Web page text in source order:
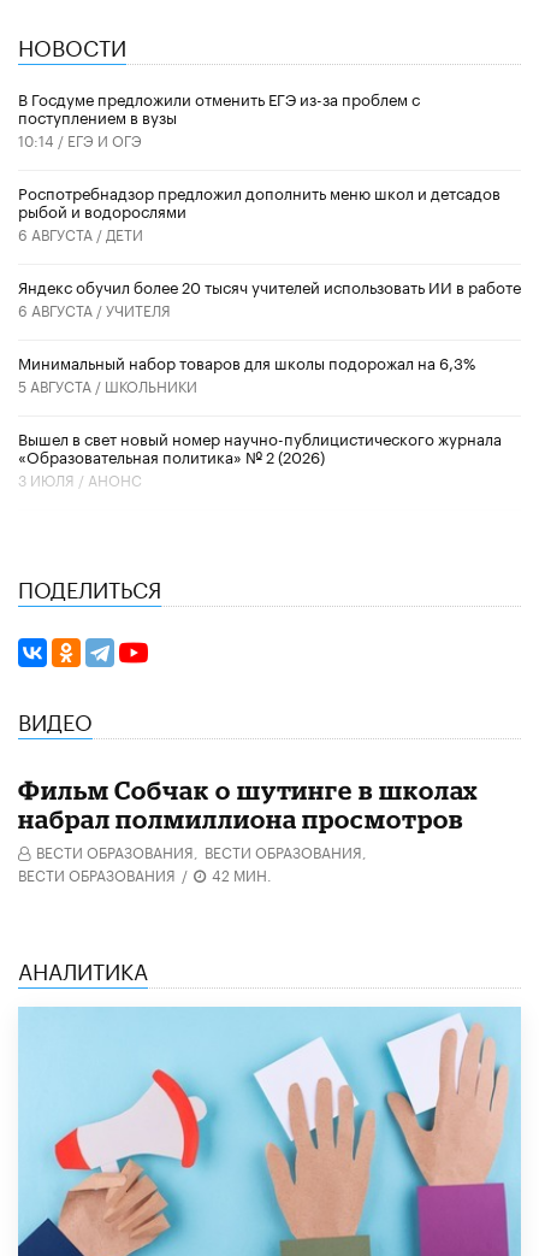
НОВОСТИ
В Госдуме предложили отменить ЕГЭ из-за проблем с
поступлением в вузы
10:14 / ЕГЭ И ОГЭ
Роспотребнадзор предложил дополнить меню школ и детсадов
рыбой и водорослями
6 АВГУСТА / ДЕТИ
​Яндекс обучил более 20 тысяч учителей использовать ИИ в работе
6 АВГУСТА /УЧИТЕЛЯ
Минимальный набор товаров для школы подорожал на 6,3%
5 АВГУСТА / ШКОЛЬНИКИ
Вышел в свет новый номер научно-публицистического журнала
«Образовательная политика» № 2 (2026)
3 ИЮЛЯ / АНОНС
ПОДЕЛИТЬСЯ
ВИДЕО
Фильм Собчак о шутинге в школах
набрал полмиллиона просмотров
ВЕСТИ ОБРАЗОВАНИЯ, ВЕСТИ ОБРАЗОВАНИЯ,
ВЕСТИ ОБРАЗОВАНИЯ / 42 МИН.
АНАЛИТИКА